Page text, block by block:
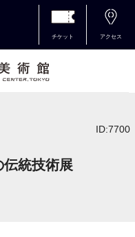
チケット アクセス
ID:7700
伝統技術展